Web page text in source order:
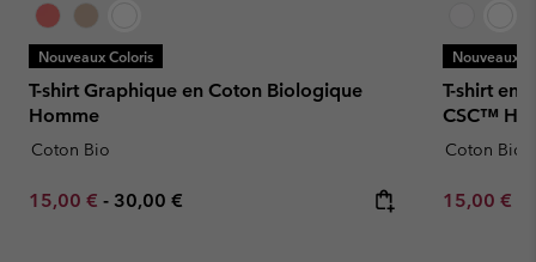
Nouveaux Coloris
T-shirt Graphique en Coton Biologique
Homme
Coton Bio
Minimum sale price:
15,00 € - Maximum price:
30,00 €
Nouveaux
T-shirt en
CSC™
Coton Bio
Minimum
15,00 €